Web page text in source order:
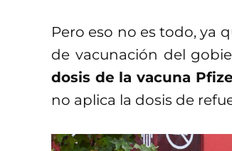
Pero eso no es todo, ya
de vacunación del
dosis de la vacuna
no aplica la dosis de